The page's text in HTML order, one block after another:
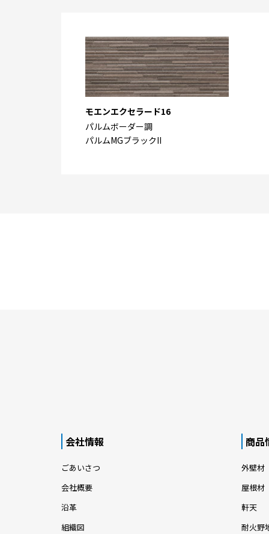
モエンエクセラード16
パルムボーダー調
パルムMGブラックII
会社情報
ごあいさつ
会社概要
沿革
組織図
商品
外壁材
屋根材
軒天
耐火野